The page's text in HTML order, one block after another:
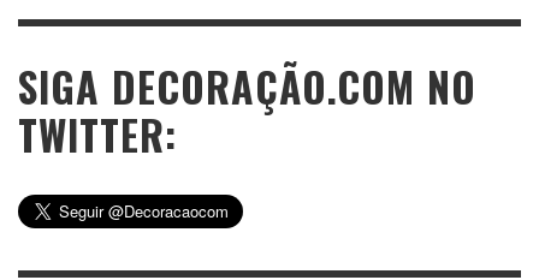
SIGA DECORAÇÃO.COM NO
TWITTER: